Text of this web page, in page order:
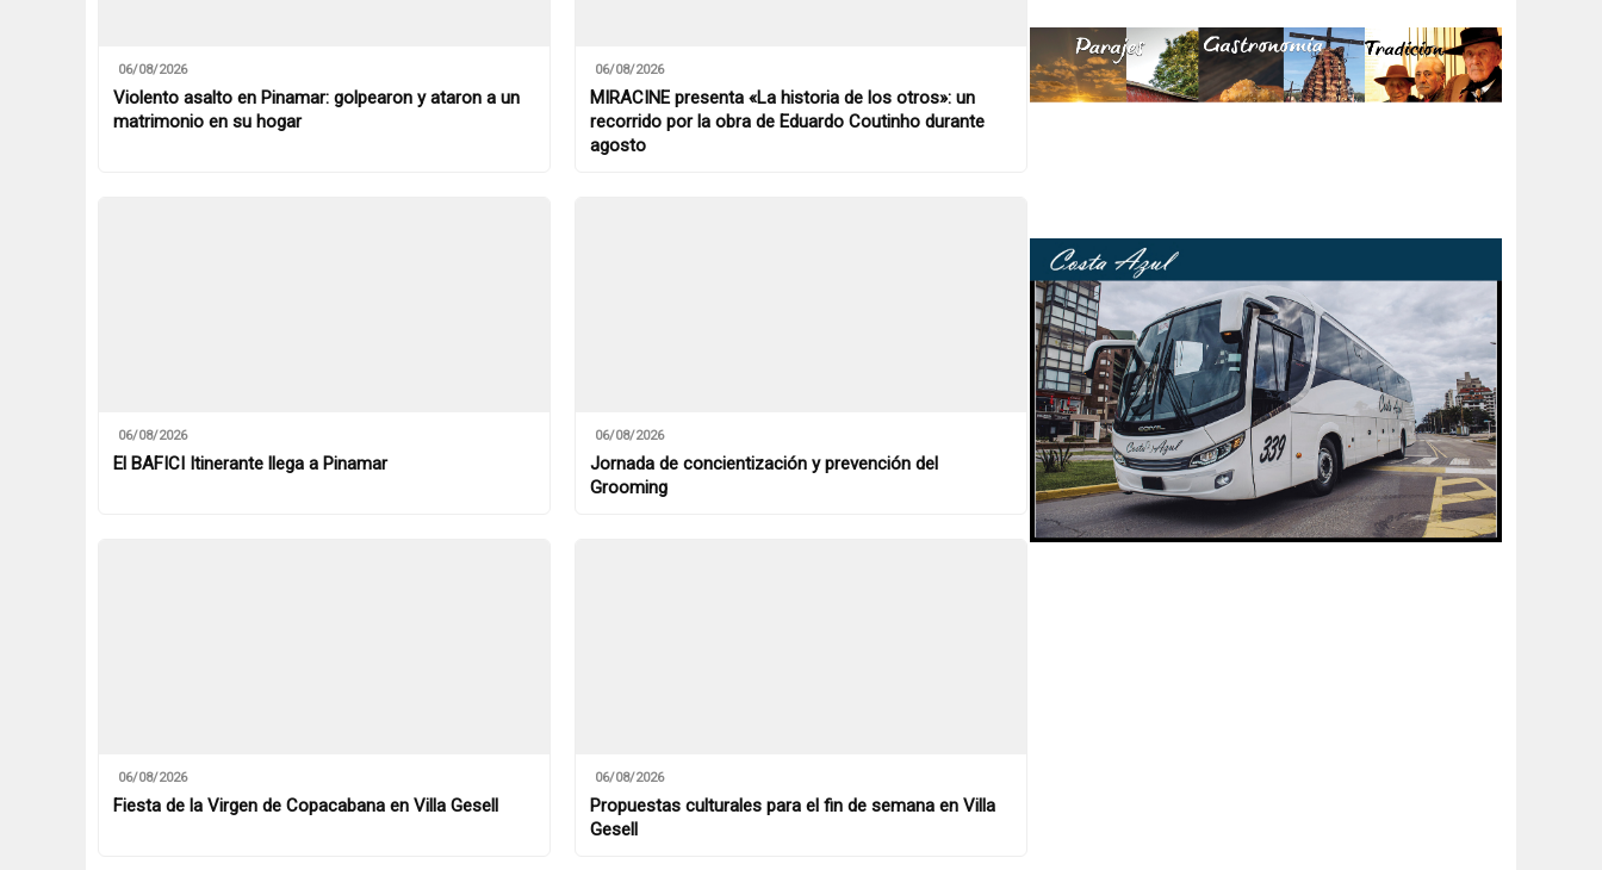
06/08/2026
Violento asalto en Pinamar: golpearon y ataron a un
matrimonio en su hogar
06/08/2026
MIRACINE presenta «La historia de los otros»: un
recorrido por la obra de Eduardo Coutinho durante
agosto
06/08/2026
El BAFICI Itinerante llega a Pinamar
06/08/2026
Jornada de concientización y prevención del
Grooming
06/08/2026
Fiesta de la Virgen de Copacabana en Villa Gesell
06/08/2026
Propuestas culturales para el fin de semana en Villa
Gesell